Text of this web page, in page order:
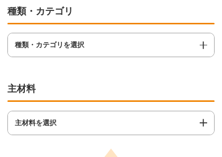
種類・カテゴリ
種類・カテゴリを選択
主材料
主材料を選択